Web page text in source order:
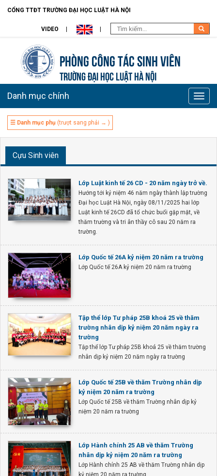
CỔNG TTĐT TRƯỜNG ĐẠI HỌC LUẬT HÀ NỘI
VIDEO
Phòng Công tác sinh viên
TRƯỜNG ĐẠI HỌC LUẬT HÀ NỘI
Toggle
Danh mục chính
☰ Danh mục phụ (trượt sang phải → )
Cựu Sinh viên
Lớp Luật kinh tế 26 CD - 20 năm ngày trở về.
Hướng tới kỷ niệm 46 năm ngày thành lập trường
Đại học Luật Hà Nội, ngày 08/11/2025 hai lớp
Luật kinh tế 26CD đã tổ chức buổi gặp mặt, về
thăm trường và tri ân thầy cô sau 20 năm ra
trường.
Lớp Quốc tế 26A kỷ niệm 20 năm ra trường
Lớp Quốc tế 26A kỷ niệm 20 năm ra trường
Tập thể lớp Tư pháp 25B khoá 25 về thăm
trường nhân dịp kỷ niệm 20 năm ngày ra
trường
Tập thể lớp Tư pháp 25B khoá 25 về thăm trường
nhân dịp kỷ niệm 20 năm ngày ra trường
Lớp Quốc tế 25B về thăm Trường nhân dịp
kỷ niệm 20 năm ra trường
Lớp Quốc tế 25B về thăm Trường nhân dịp kỷ
niệm 20 năm ra trường
Lớp Hành chính 25 AB về thăm Trường
nhân dịp kỷ niệm 20 năm ra trường
Lớp Hành chính 25 AB về thăm Trường nhân dịp
kỷ niệm 20 năm ra trường